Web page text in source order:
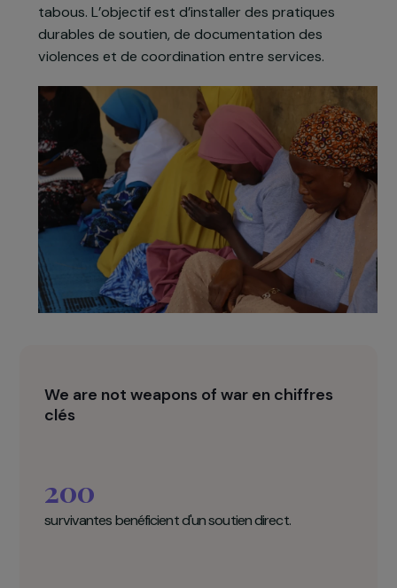
sensibilisation communautaire. Le projet articule
formations spécialisées, accompagnement
outils numériques (dont BackUp) et mobilisation
des survivantes elles-mêmes pour briser les
tabous. L’objectif est d’installer des pratiques
durables de soutien, de documentation des
violences et de coordination entre services.